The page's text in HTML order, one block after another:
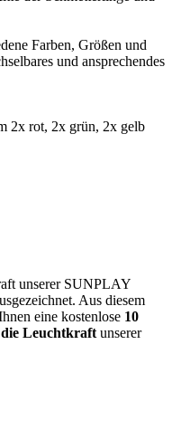
Farben, Größen und
und ansprechendes
2x rot, 2x grün, 2x gelb
unserer SUNPLAY
Aus diesem
eine kostenlose 10
Leuchtkraft unserer